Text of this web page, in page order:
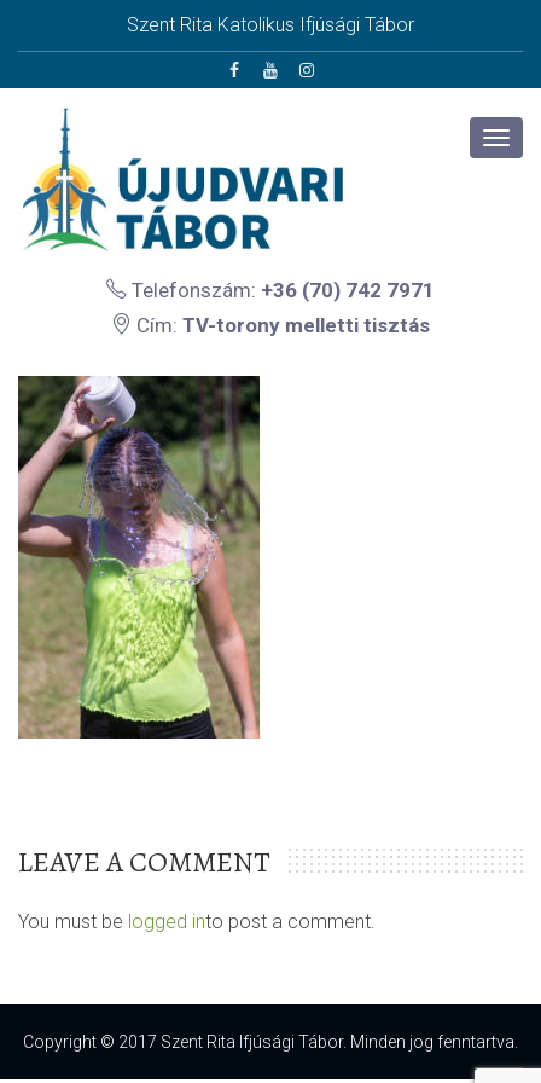
Szent Rita Katolikus Ifjúsági Tábor
Telefonszám: +36 (70) 742 7971
Cím: TV-torony melletti tisztás
LEAVE A COMMENT
You must be logged into post a comment.
Copyright © 2017 Szent Rita Ifjúsági Tábor. Minden jog fenntartva.